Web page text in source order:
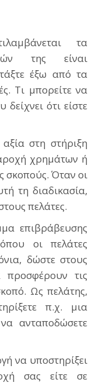
τα
της είναι
έξω από τα
Tι μπορείτε να
ότι είστε
στη στήριξη
χρημάτων ή
σκοπούς. Όταν οι
τη διαδικασία,
πελάτες.
επιβράβευσης
οι πελάτες
δώστε στους
προσφέρουν τις
Ως πελάτης,
π.χ. μια
ανταποδώσετε
να υποστηρίξει
σας είτε σε